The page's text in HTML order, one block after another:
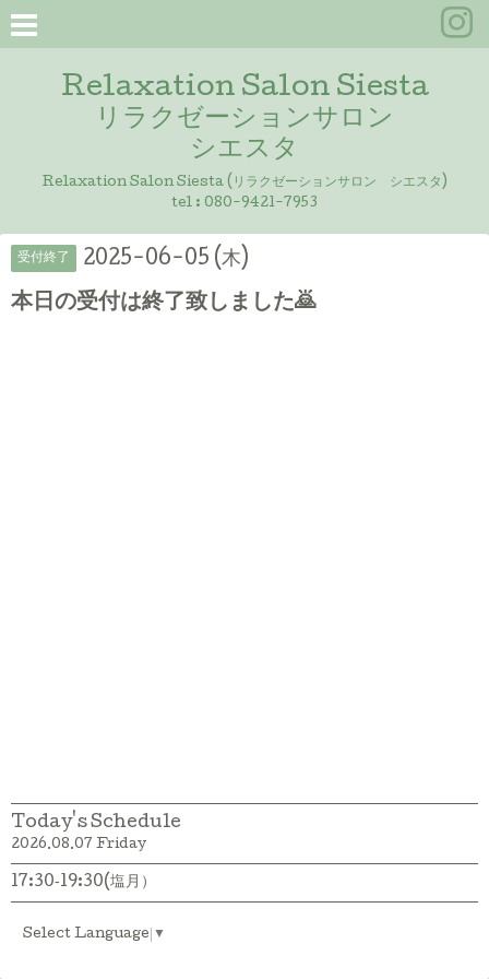
Relaxation Salon Siesta
リラクゼーションサロン
シエスタ
Relaxation Salon Siesta (リラクゼーションサロン シエスタ)
tel : 080-9421-7953
受付終了 2025-06-05 (木)
本日の受付は終了致しました🙇
Today's Schedule
2026.08.07 Friday
17:30‐19:30(塩月）
Select Language ▼